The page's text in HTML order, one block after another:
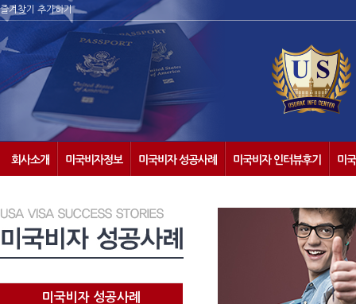
즐겨찾기 추가하기
회사소개 미국비자정보 미국비자 성공사례 미국비자 인터뷰후기 미
미국비자 성공사례